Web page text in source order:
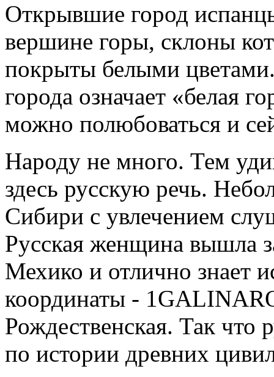
Открывшие город
вершине горы, склоны
покрыты белыми
города означает «белая
можно полюбоваться и
Народу не много. Тем
здесь русскую речь.
Сибири с увлечением
Русская женщина вышла
Мехико и отлично знает
координаты -
Рождественская. Так что
по истории древних